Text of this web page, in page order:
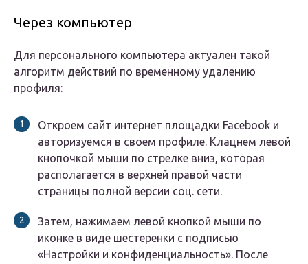
Через компьютер
Для персонального компьютера актуален такой
алгоритм действий по временному удалению
профиля:
Откроем сайт интернет площадки Facebook и
авторизуемся в своем профиле. Клацнем левой
кнопочкой мыши по стрелке вниз, которая
располагается в верхней правой части
страницы полной версии соц. сети.
Затем, нажимаем левой кнопкой мыши по
иконке в виде шестеренки с подписью
«Настройки и конфиденциальность». После